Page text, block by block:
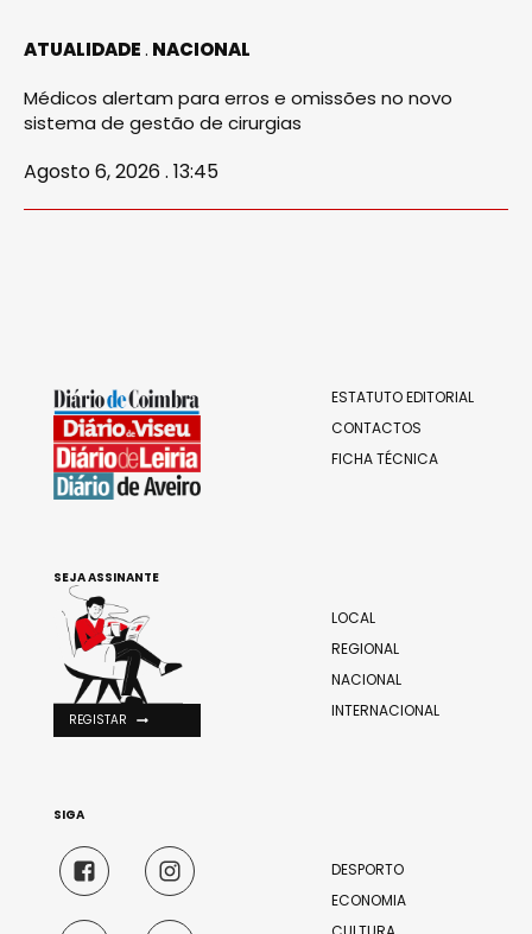
ATUALIDADE NACIONAL
Médicos alertam para erros e omissões no novo
sistema de gestão de cirurgias
Agosto 6, 2026 . 13:45
ESTATUTO EDITORIAL
CONTACTOS
FICHA TÉCNICA
LOCAL
REGIONAL
NACIONAL
INTERNACIONAL
DESPORTO
ECONOMIA
SEJA ASSINANTE
REGISTAR
SIGA